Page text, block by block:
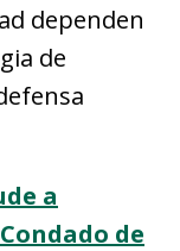
dependen
de
a
de